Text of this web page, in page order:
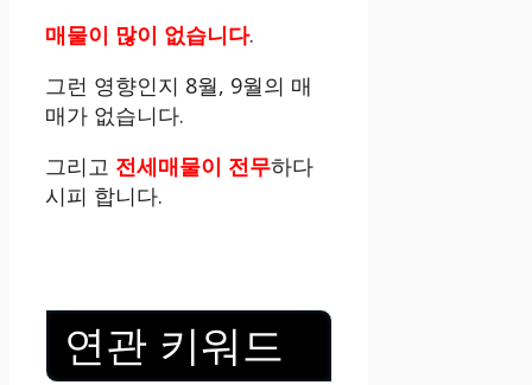
매물이 많이 없습니다.
그런 영향인지 8월, 9월의 매
매가 없습니다.
그리고 전세매물이 전무하다
시피 합니다.
연관 키워드